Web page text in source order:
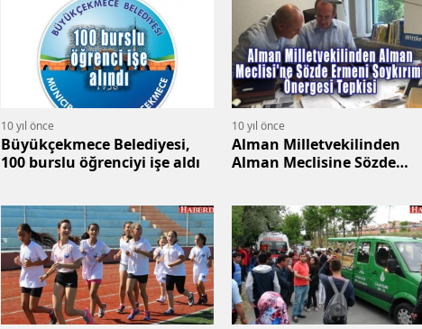
10 yıl önce
Büyükçekmece Belediyesi,
100 burslu öğrenciyi işe aldı
10 yıl önce
Alman Milletvekilinden
Alman Meclisine Sözde